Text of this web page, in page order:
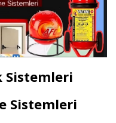
Sistemleri
Sistemleri